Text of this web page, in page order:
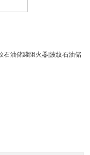
石油储罐阻火器|波纹石油储